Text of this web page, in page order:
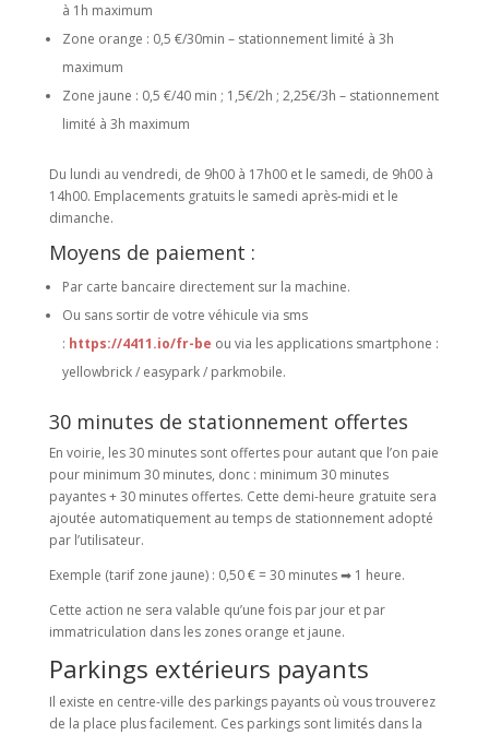
à 1h maximum
Zone orange : 0,5 €/30min – stationnement limité à 3h
maximum
Zone jaune : 0,5 €/40 min ; 1,5€/2h ; 2,25€/3h – stationnement
limité à 3h maximum
Du lundi au vendredi, de 9h00 à 17h00 et le samedi, de 9h00 à
14h00. Emplacements gratuits le samedi après-midi et le
dimanche.
Moyens de paiement :
Par carte bancaire directement sur la machine.
Ou sans sortir de votre véhicule via sms
: https://4411.io/fr-be ou via les applications smartphone :
yellowbrick / easypark / parkmobile.
30 minutes de stationnement offertes
En voirie, les 30 minutes sont offertes pour autant que l’on paie
pour minimum 30 minutes, donc : minimum 30 minutes
payantes + 30 minutes offertes. Cette demi-heure gratuite sera
ajoutée automatiquement au temps de stationnement adopté
par l’utilisateur.
Exemple (tarif zone jaune) : 0,50 € = 30 minutes ➡ 1 heure.
Cette action ne sera valable qu’une fois par jour et par
immatriculation dans les zones orange et jaune.
Parkings extérieurs payants
Il existe en centre-ville des parkings payants où vous trouverez
de la place plus facilement. Ces parkings sont limités dans la